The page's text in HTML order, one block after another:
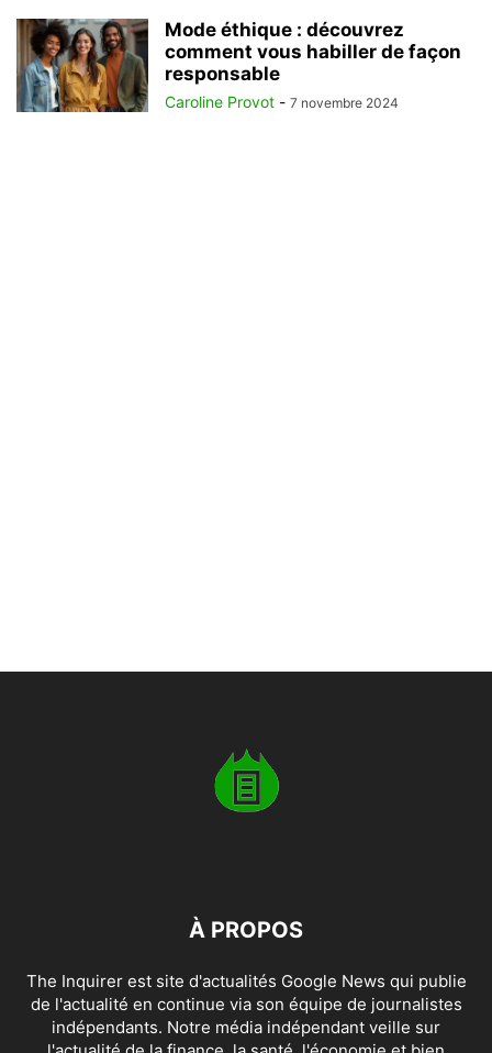
Mode éthique : découvrez
comment vous habiller de façon
responsable
Caroline Provot - 7 novembre 2024
À PROPOS
The Inquirer est site d'actualités Google News qui publie
de l'actualité en continue via son équipe de journalistes
indépendants. Notre média indépendant veille sur